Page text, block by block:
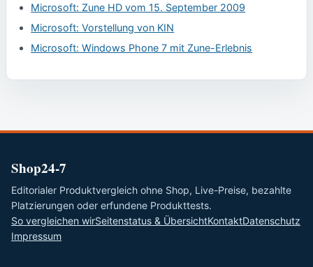
Microsoft: Zune HD vom 15. September 2009
Microsoft: Vorstellung von KIN
Microsoft: Windows Phone 7 mit Zune-Erlebnis
Shop24-7
Editorialer Produktvergleich ohne Shop, Live-Preise, bezahlte
Platzierungen oder erfundene Produkttests.
So vergleichen wirSeitenstatus & ÜbersichtKontaktDatenschutz
Impressum